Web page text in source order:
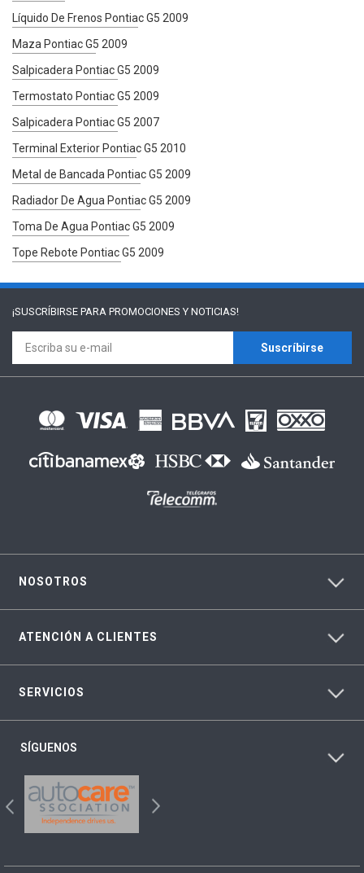
Líquido De Frenos Pontiac G5 2009
Maza Pontiac G5 2009
Salpicadera Pontiac G5 2009
Termostato Pontiac G5 2009
Salpicadera Pontiac G5 2007
Terminal Exterior Pontiac G5 2010
Metal de Bancada Pontiac G5 2009
Radiador De Agua Pontiac G5 2009
Toma De Agua Pontiac G5 2009
Tope Rebote Pontiac G5 2009
¡SUSCRÍBIRSE PARA PROMOCIONES Y NOTICIAS!
Suscríbirse
NOSOTROS
ATENCIÓN A CLIENTES
SERVICIOS
SÍGUENOS